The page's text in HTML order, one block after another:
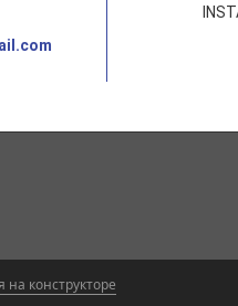
на конструкторе